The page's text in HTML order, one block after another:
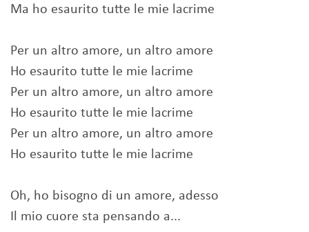
Ma ho esaurito tutte le mie lacrime
Per un altro amore, un altro amore
Ho esaurito tutte le mie lacrime
Per un altro amore, un altro amore
Ho esaurito tutte le mie lacrime
Per un altro amore, un altro amore
Ho esaurito tutte le mie lacrime
Oh, ho bisogno di un amore, adesso
Il mio cuore sta pensando a...